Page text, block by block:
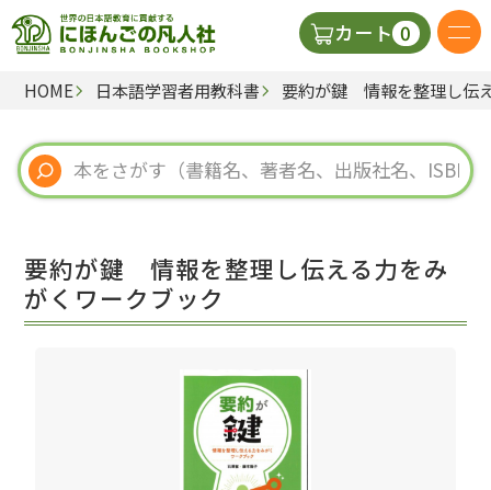
カート 0
日本語の教科書
視聴覚・補助教材
教師用参考書
HOME 日本語学習者用教科書 要約が鍵 情報を整理し伝
要約が鍵 情報を整理し伝える力をみ
がくワークブック